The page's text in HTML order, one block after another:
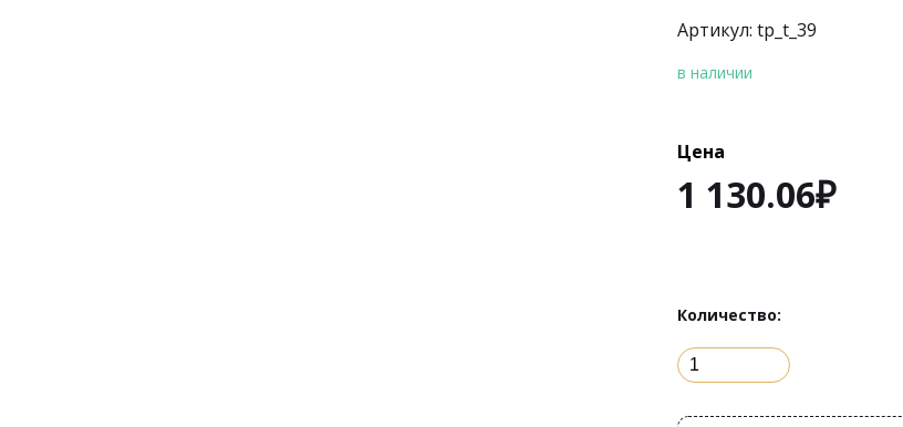
Артикул: tp_t_39
в наличии
Цена
1 130.06₽
Количество: